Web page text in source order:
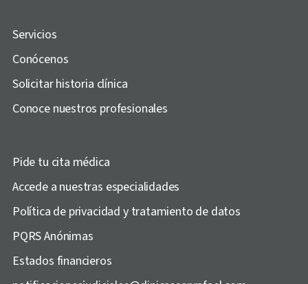
Servicios
Conócenos
Solicitar historia clínica
Conoce nuestros profesionales
Pide tu cita médica
Accede a nuestras especialidades
Política de privacidad y tratamiento de datos
PQRS Anónimas
Estados financieros